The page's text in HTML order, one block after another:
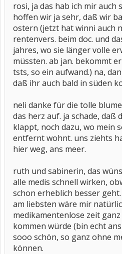
rosi, ja das hab ich mir auch
hoffen wir ja sehr, daß wir
ostern (jetzt hat winni auch
rentenvers. beim doc. und
jahres, wo sie länger volle
müssten. ab jan. bekommt
tsts, so ein aufwand.) na,
daß ihr auch bald in süden
neli danke für die tolle
das herz auf. ja schade,
klappt, noch dazu, wo mein
entfernt wohnt. uns ziehts
hier weg, ans meer.
ruth und sabinerin, das
alle medis schnell wirken,
schon erheblich besser geht.
am liebsten wäre mir
medikamentenlose zeit
kommen würde (bin echt
sooo schön, so ganz ohne
können.